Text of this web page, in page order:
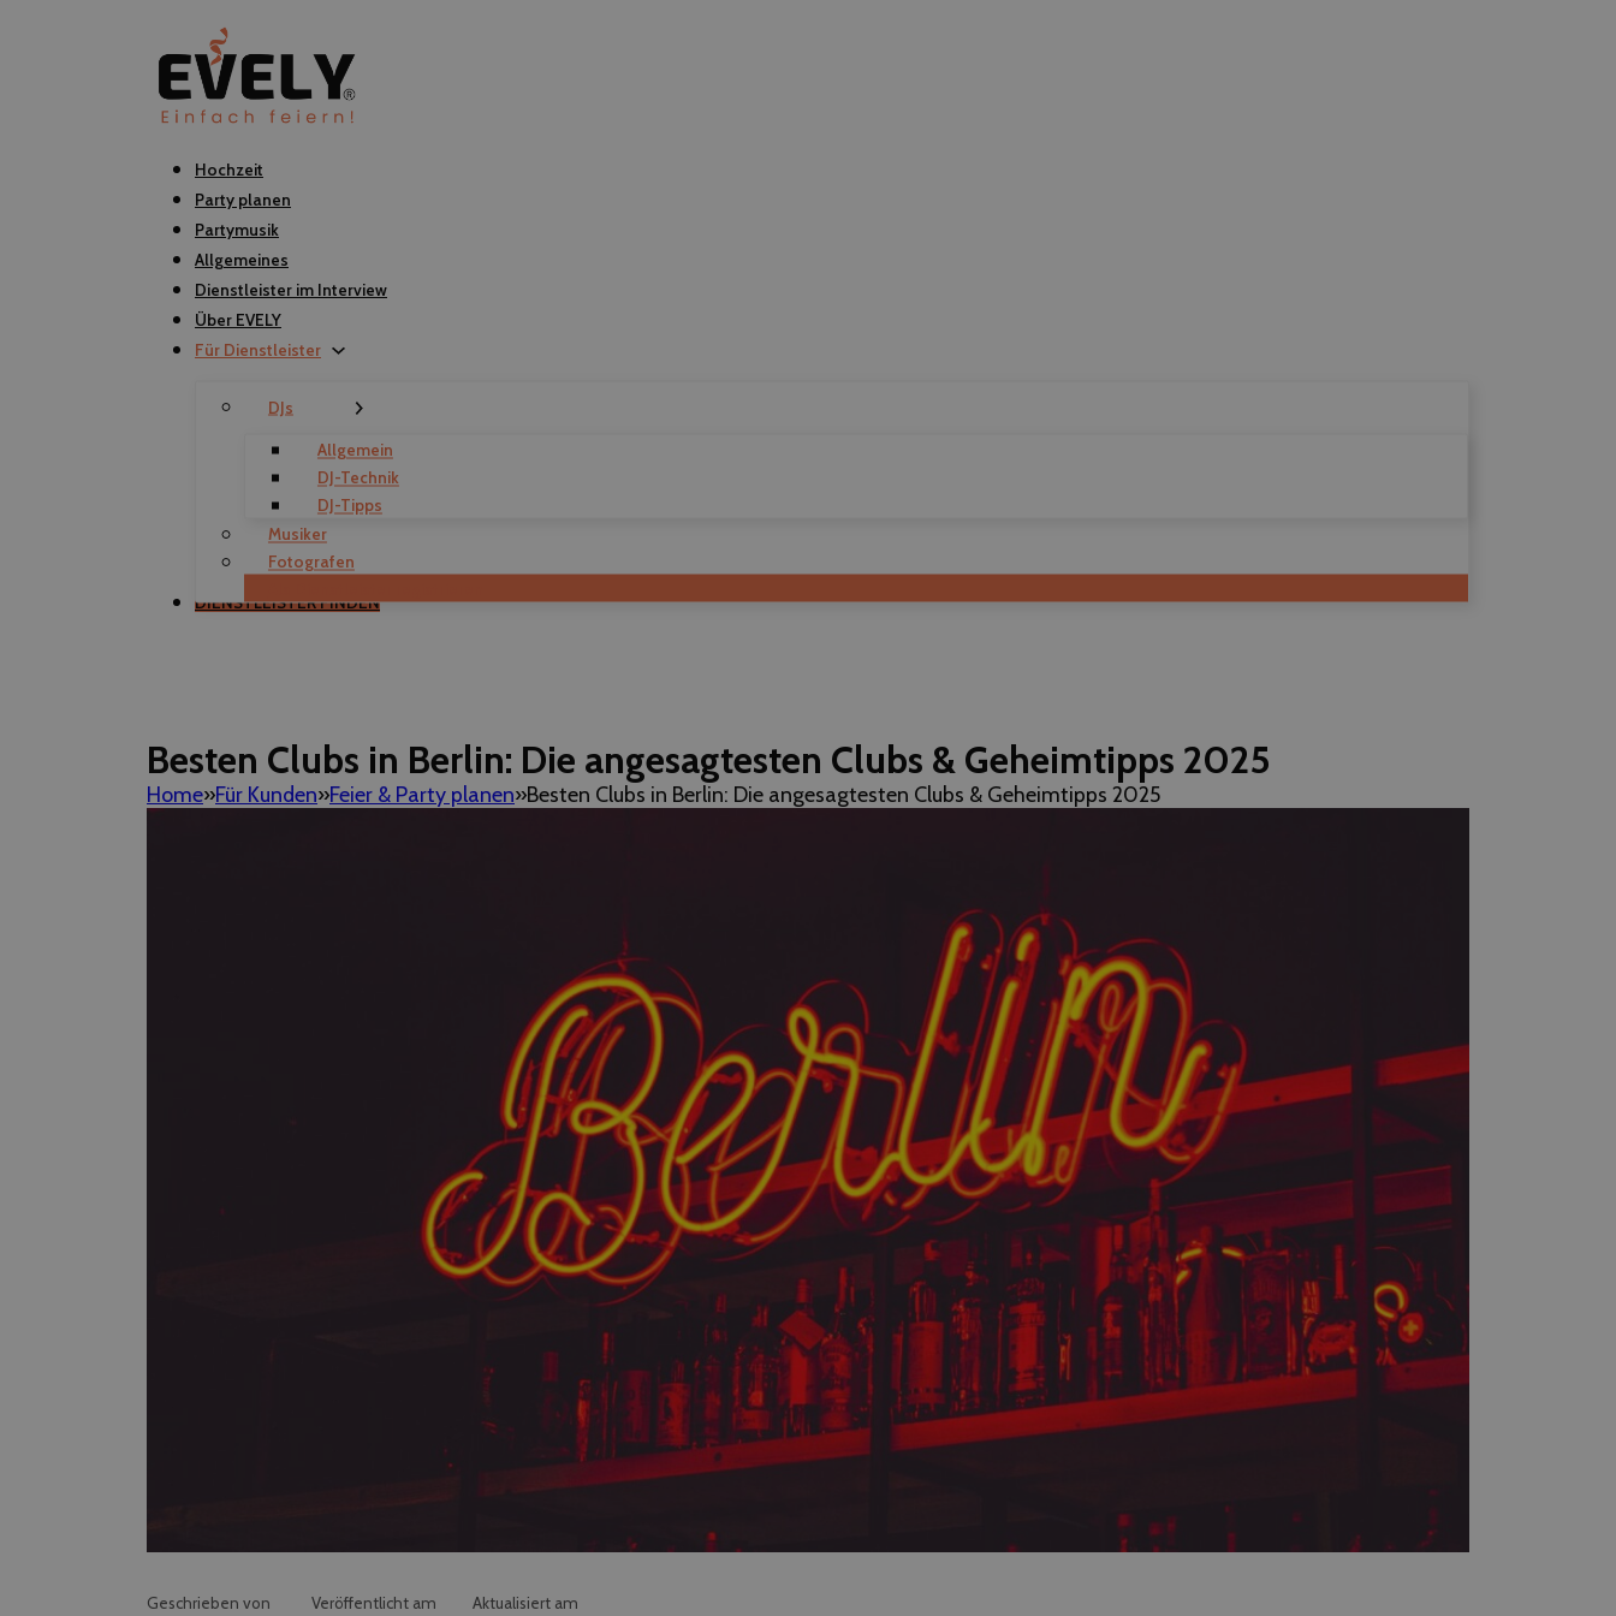
Hochzeit
Party planen
Partymusik
Allgemeines
Dienstleister im Interview
Über EVELY
Für Dienstleister
DJs
Allgemein
DJ-Technik
DJ-Tipps
Musiker
Fotografen
DIENSTLEISTER FINDEN
Besten Clubs in Berlin: Die angesagtesten Clubs & Geheimtipps 2025
Home Für Kunden Feier & Party planen Besten Clubs in Berlin: Die angesagtesten Clubs & Geheimtipps 2025
Geschrieben von Veröffentlicht am Aktualisiert am